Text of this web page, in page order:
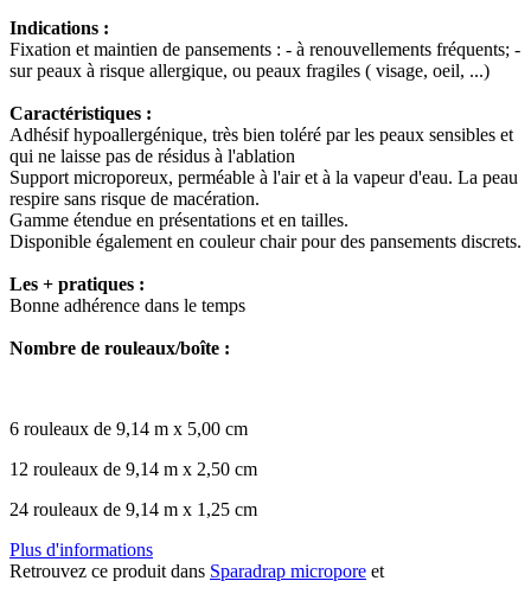
Indications :
Fixation et maintien de pansements : - à renouvellements fréquents; -
sur peaux à risque allergique, ou peaux fragiles ( visage, oeil, ...)
Caractéristiques :
Adhésif hypoallergénique, très bien toléré par les peaux sensibles et
qui ne laisse pas de résidus à l'ablation
Support microporeux, perméable à l'air et à la vapeur d'eau. La peau
respire sans risque de macération.
Gamme étendue en présentations et en tailles.
Disponible également en couleur chair pour des pansements discrets.
Les + pratiques :
Bonne adhérence dans le temps
Nombre de rouleaux/boîte :
6 rouleaux de 9,14 m x 5,00 cm
12 rouleaux de 9,14 m x 2,50 cm
24 rouleaux de 9,14 m x 1,25 cm
Plus d'informations
Retrouvez ce produit dans Sparadrap micropore et